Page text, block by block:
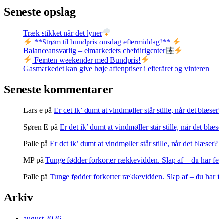
Seneste opslag
Træk stikket når det lyner
**Strøm til bundpris onsdag eftermiddag!**
Balanceansvarlig – elmarkedets chefdirigenter
Femten weekender med Bundpris!
Gasmarkedet kan give høje aftenpriser i efteråret og vinteren
Seneste kommentarer
Lars e på Er det ik’ dumt at vindmøller står stille, når det
Søren E på Er det ik’ dumt at vindmøller står stille, når det
Palle på Er det ik’ dumt at vindmøller står stille, når det blæser?
MPpå Tunge fødder forkorter rækkevidden. Slap af – du har
Palle på Tunge fødder forkorter rækkevidden. Slap af – du har
Arkiv